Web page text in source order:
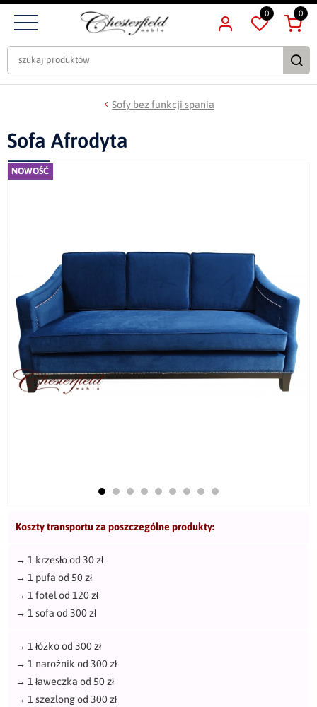
0 0
Sofy bez funkcji spania
NOWOŚĆ
Sofa Afrodyta
Koszty transportu za poszczególne produkty:
→ 1 krzesło od 30 zł
→ 1 pufa od 50 zł
→ 1 fotel od 120 zł
→ 1 sofa od 300 zł
→ 1 łóżko od 300 zł
→ 1 narożnik od 300 zł
→ 1 ławeczka od 50 zł
→ 1 szezlong od 300 zł